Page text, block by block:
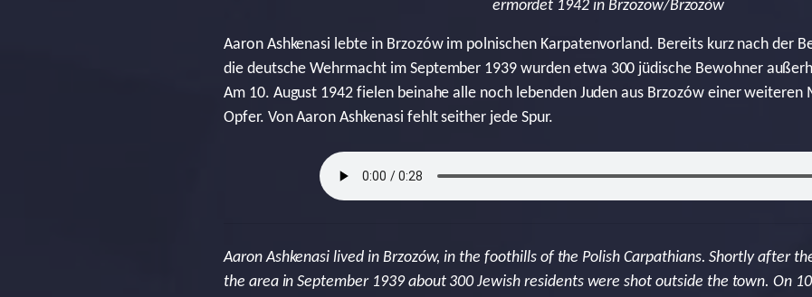
ermordet 1942 in Brzozow/Brzozów
Aaron Ashkenasi lebte in Brzozów im polnischen Karpatenvorland. Bereits kurz nach der
die deutsche Wehrmacht im September 1939 wurden etwa 300 jüdische Bewohner
Am 10. August 1942 fielen beinahe alle noch lebenden Juden aus Brzozów einer weiteren
Opfer. Von Aaron Ashkenasi fehlt seither jede Spur.
Aaron Ashkenasi lived in Brzozów, in the foothills of the Polish Carpathians. Shortly after
the area in September 1939 about 300 Jewish residents were shot outside the town. On